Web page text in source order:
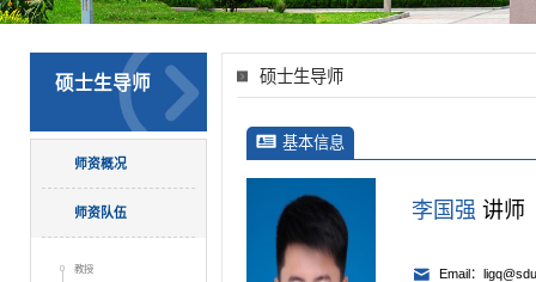
硕士生导师
师资概况
师资队伍
教授
硕士生导师
基本信息
李国强 讲师
Email：